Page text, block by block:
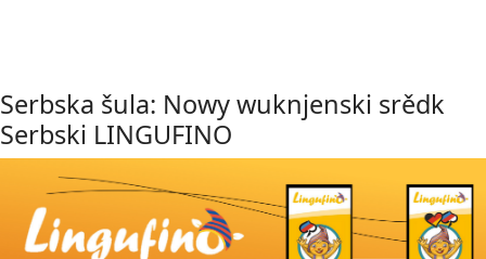
Serbska šula: Nowy wuknjenski srědk
Serbski LINGUFINO